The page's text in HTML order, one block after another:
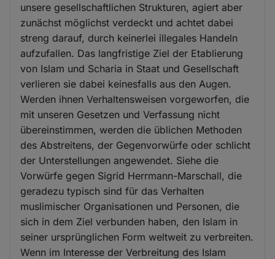
unsere gesellschaftlichen Strukturen, agiert aber
zunächst möglichst verdeckt und achtet dabei
streng darauf, durch keinerlei illegales Handeln
aufzufallen. Das langfristige Ziel der Etablierung
von Islam und Scharia in Staat und Gesellschaft
verlieren sie dabei keinesfalls aus den Augen.
Werden ihnen Verhaltensweisen vorgeworfen, die
mit unseren Gesetzen und Verfassung nicht
übereinstimmen, werden die üblichen Methoden
des Abstreitens, der Gegenvorwürfe oder schlicht
der Unterstellungen angewendet. Siehe die
Vorwürfe gegen Sigrid Herrmann-Marschall, die
geradezu typisch sind für das Verhalten
muslimischer Organisationen und Personen, die
sich in dem Ziel verbunden haben, den Islam in
seiner ursprünglichen Form weltweit zu verbreiten.
Wenn im Interesse der Verbreitung des Islam